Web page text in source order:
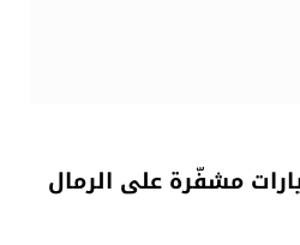
مشفّرة على الرمال